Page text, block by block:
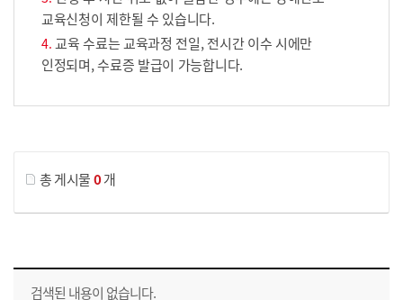
교육신청이 제한될 수 있습니다.
교육 수료는 교육과정 전일, 전시간 이수 시에만
인정되며, 수료증 발급이 가능합니다.
총 게시물0개
교육신청 목록을 나타낸 표로 회차, 지역, 접수기간, 교육기간, 교육장소, 신청인원/모집인원, 상태로 나뉘어 설명합니다.
검색된 내용이 없습니다.